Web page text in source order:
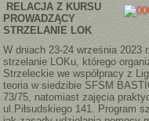
RELACJA Z KURSU
PROWADZĄCY
STRZELANIE LOK
W dniach 23-24 września 2023
strzelanie LOKu, którego
Strzeleckie we współpracy z
teoria w siedzibie SFSM
73/75, natomiast zajęcia
ul.Piłsudskiego 141. Program